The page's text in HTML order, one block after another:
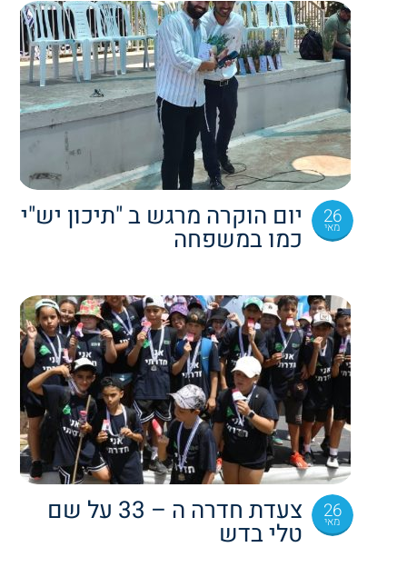
26
מאי יום הוקרה מרגש ב "תיכון יש"י
כמו במשפחה
26
מאי צעדת חדרה ה – 33 על שם
טלי בדש